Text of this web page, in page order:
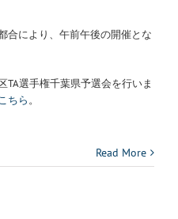
合により、午前午後の開催とな
TA選手権千葉県予選会を行いま
ちら。
Read More